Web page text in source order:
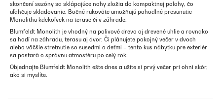
skončení sezóny sa sklápajúce nohy zložia do kompaktnej polohy, čo
uľahčuje skladovanie. Bočné rukoväte umožňujú pohodlné presunutie
Monolithu kdekoľvek na terase či v záhrade.
Blumfeldt Monolith je vhodný na palivové drevo aj drevené uhlie a rovnako
sa hodí na záhradu, terasu aj dvor. Či plánujete pokojný večer v dvoch
alebo väčšie stretnutie so susedmi a deťmi – tento kus nábytku pre exteriér
sa postará o správnu atmosféru po celý rok.
Objednajte Blumfeldt Monolith ešte dnes a užite si prvý večer pri ohni skôr,
ako si myslíte.